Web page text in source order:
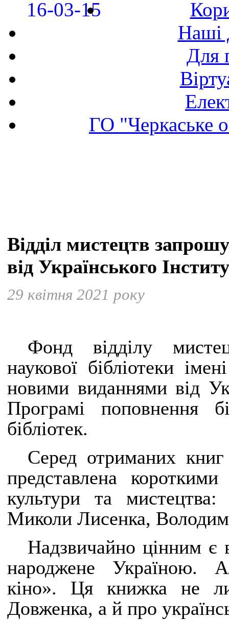
Наші
Для
ГО "Черкаське
Відділ мистецтв
від Українського
29 квітня 2021 року
Фонд відділу
наукової бібліотеки
новими виданнями від
Програмі поповнення
бібліотек.
Серед отриманих книг
представлена
культури та
Миколи Лисенка,
Надзвичайно цінним є
народжене Україною.
кіно». Ця книжка не
Довженка, а й про